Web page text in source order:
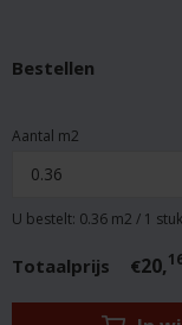
Bestellen
Aantal m2
U bestelt: 0.36 m2 / 1
Totaalprijs €20,